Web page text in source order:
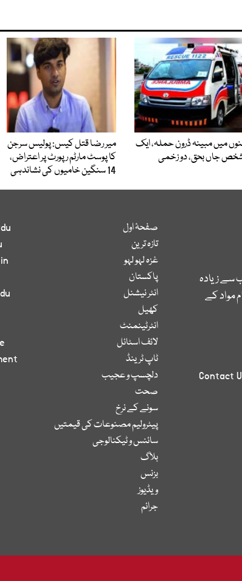
میں مبینہ ڈرون حملہ، ایک
جاں بحق، دو زخمی
میر رضا قتل کیس: پولیس سرجن
کا پوسٹ مارٹم رپورٹ پر اعتراض،
14 سنگین خامیوں کی نشاندہی
سے زیادہ
مواد کے
Contact
صفحۂ اول
تازہ ترین
غزہ لہو لہو
پاکستان
انٹر نیشنل
کھیل
انٹرٹینمنٹ
لائف اسٹائل
ٹاپ ٹرینڈ
دلچسپ و عجیب
صحت
سونے کے نرخ
پیٹرولیم مصنوعات کی قیمتیں
سائنس و ٹیکنالوجی
بلاگ
بزنس
ویڈیوز
جرائم